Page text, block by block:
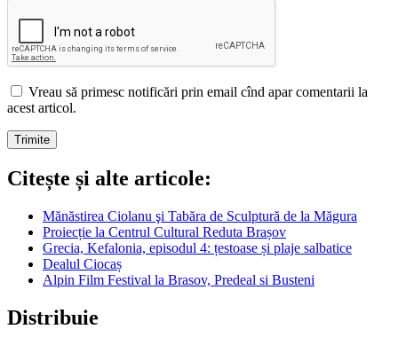
Vreau să primesc notificări prin email cînd apar comentarii la
acest articol.
Citește și alte articole:
Mănăstirea Ciolanu şi Tabăra de Sculptură de la Măgura
Proiecție la Centrul Cultural Reduta Brașov
Grecia, Kefalonia, episodul 4: țestoase și plaje salbatice
Dealul Ciocaș
Alpin Film Festival la Brasov, Predeal si Busteni
Distribuie